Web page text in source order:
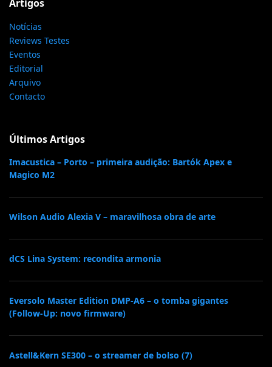
Artigos
Notícias
Reviews Testes
Eventos
Editorial
Arquivo
Contacto
Últimos Artigos
Imacustica – Porto – primeira audição: Bartók Apex e
Magico M2
Wilson Audio Alexia V – maravilhosa obra de arte
dCS Lina System: recondita armonia
Eversolo Master Edition DMP-A6 – o tomba gigantes
(Follow-Up: novo firmware)
Astell&Kern SE300 – o streamer de bolso (7)